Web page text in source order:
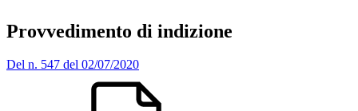
Provvedimento di indizione
Del n. 547 del 02/07/2020